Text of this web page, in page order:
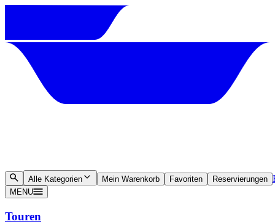
Alle Kategorien Mein Warenkorb Favoriten Reservierungen
MENU
Touren